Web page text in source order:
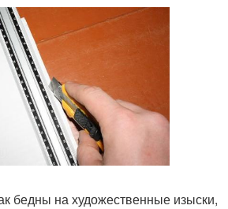
бедны на художественные изыски,